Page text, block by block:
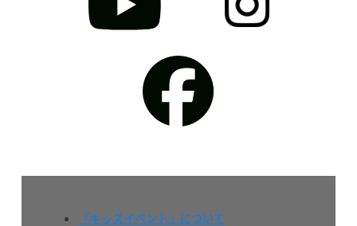
『キッズイベント』について